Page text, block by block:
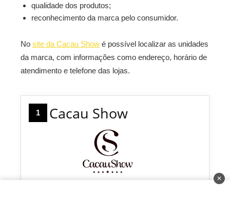
qualidade dos produtos;
reconhecimento da marca pelo consumidor.
No site da Cacau Show é possível localizar as unidades
da marca, com informações como endereço, horário de
atendimento e telefone das lojas.
1 Cacau Show
✕